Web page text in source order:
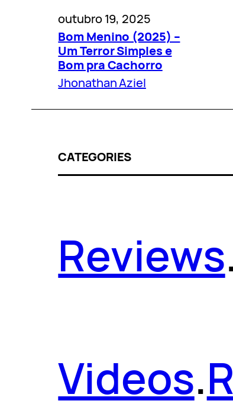
outubro 19, 2025
Bom Menino (2025) –
Um Terror Simples e
Bom pra Cachorro
Jhonathan Aziel
CATEGORIES
Reviews
Videos.